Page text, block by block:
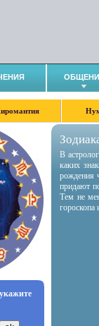
В
каких
рождения
придают
Тем не
гороскопа